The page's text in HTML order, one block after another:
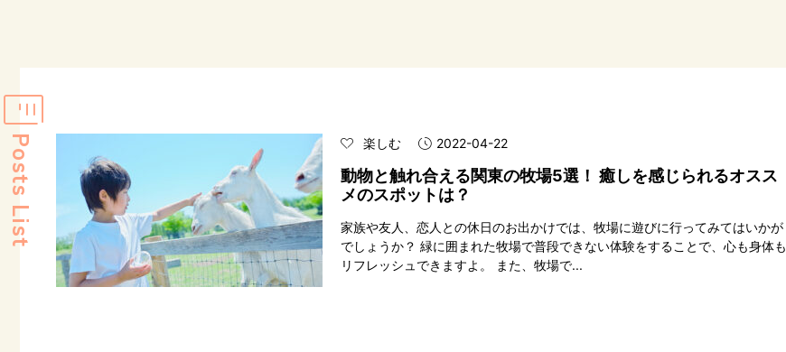
楽しむ 2022-04-22
動物と触れ合える関東の牧場5選！ 癒しを感じられるオスス
メのスポットは？
家族や友人、恋人との休日のお出かけでは、牧場に遊びに行ってみてはいかが
でしょうか？ 緑に囲まれた牧場で普段できない体験をすることで、心も身体も
リフレッシュできますよ。 また、牧場で...
Posts List